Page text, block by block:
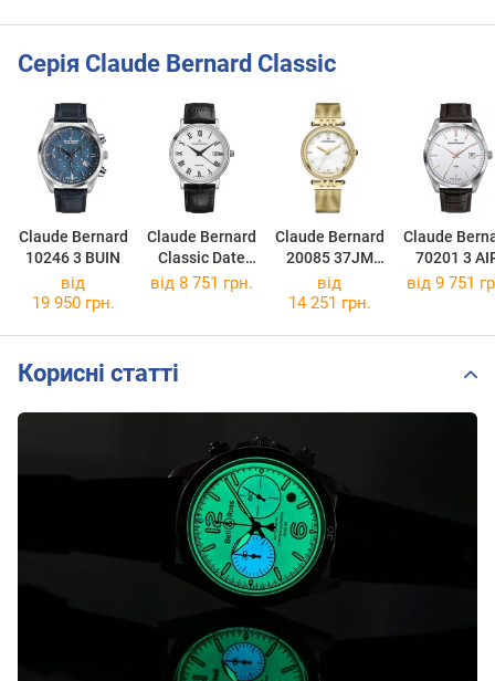
Серія Claude Bernard Classic
Claude Bernard
10246 3 BUIN
Claude Bernard
Classic Date
53009 3 BR
Claude Bernard
20085 37JM
NAPD
Claude
70201 3
від
19 950 грн.
від 8 751 грн.
від
14 251 грн.
від 9 751
Корисні статті